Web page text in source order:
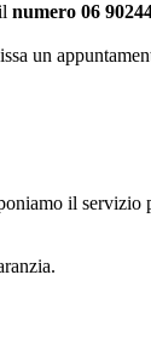
numero 06
un
il servizio